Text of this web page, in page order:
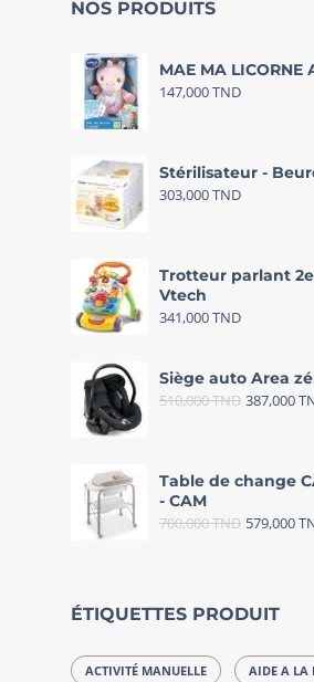
NOS PRODUITS
MAE MA LICORNE
147,000TND
Stérilisateur -
303,000TND
Trotteur parlant
Vtech
341,000TND
Siège auto Area
510,000TND 387,000
Table de change
- CAM
700,000TND 579,000
ÉTIQUETTES PRODUIT
ACTIVITÉ MANUELLE AIDE A LA